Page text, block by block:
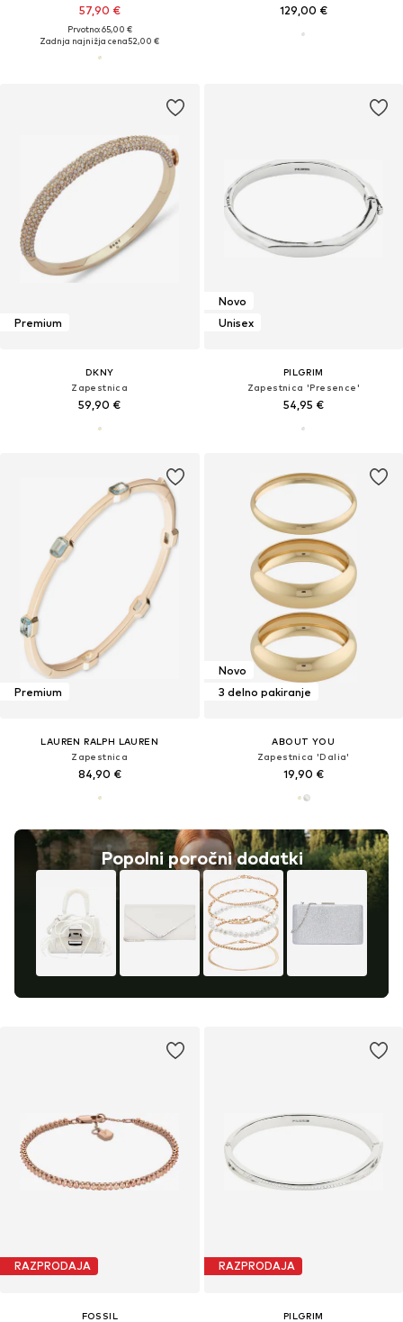
57,90 €
Prvotno: 65,00 €
Zadnja najnižja cena52,00 €
129,00 €
Premium
DKNY
Zapestnica
59,90 €
Novo
Unisex
PILGRIM
Zapestnica 'Presence'
54,95 €
Premium
LAUREN RALPH LAUREN
Zapestnica
84,90 €
Popolni poročni dodatki
Novo
3 delno pakiranje
ABOUT YOU
Zapestnica 'Dalia'
19,90 €
RAZPRODAJA
FOSSIL
RAZPRODAJA
PILGRIM